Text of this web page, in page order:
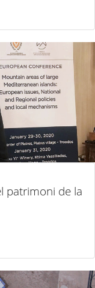
patrimoni de la